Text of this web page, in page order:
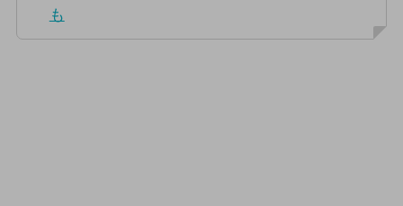
も